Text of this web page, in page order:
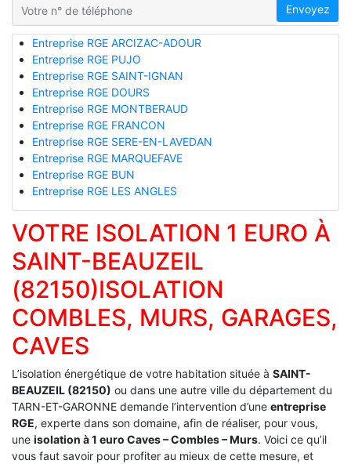
Envoyez
Entreprise RGE ARCIZAC-ADOUR
Entreprise RGE PUJO
Entreprise RGE SAINT-IGNAN
Entreprise RGE DOURS
Entreprise RGE MONTBERAUD
Entreprise RGE FRANCON
Entreprise RGE SERE-EN-LAVEDAN
Entreprise RGE MARQUEFAVE
Entreprise RGE BUN
Entreprise RGE LES ANGLES
VOTRE ISOLATION 1 EURO À
SAINT-BEAUZEIL
(82150)ISOLATION
COMBLES, MURS, GARAGES,
CAVES
L’isolation énergétique de votre habitation située à SAINT-
BEAUZEIL (82150) ou dans une autre ville du département du
TARN-ET-GARONNE demande l’intervention d’une entreprise
RGE, experte dans son domaine, afin de réaliser, pour vous,
une isolation à 1 euro Caves – Combles – Murs. Voici ce qu’il
vous faut savoir pour profiter au mieux de cette mesure, et